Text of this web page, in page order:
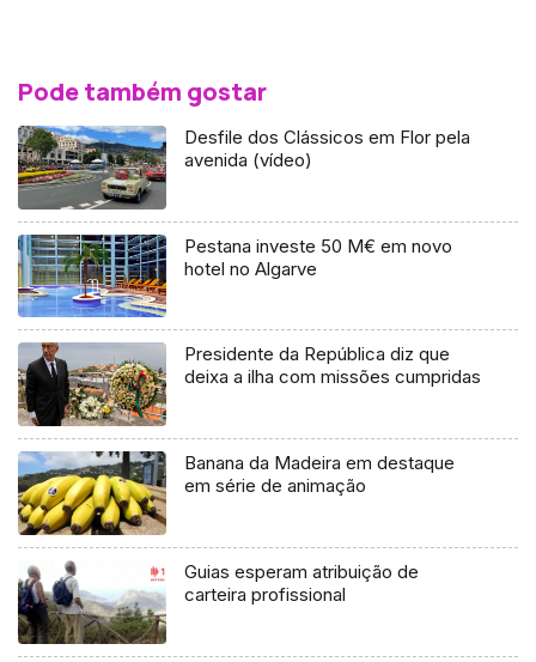
Pode também gostar
Desfile dos Clássicos em Flor pela
avenida (vídeo)
Pestana investe 50 M€ em novo
hotel no Algarve
Presidente da República diz que
deixa a ilha com missões cumpridas
Banana da Madeira em destaque
em série de animação
Guias esperam atribuição de
carteira profissional